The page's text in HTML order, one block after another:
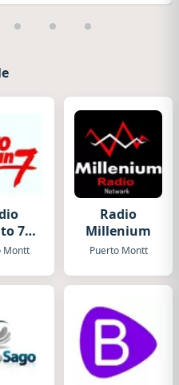
7
Montt
Radio
Millenium
Puerto Montt